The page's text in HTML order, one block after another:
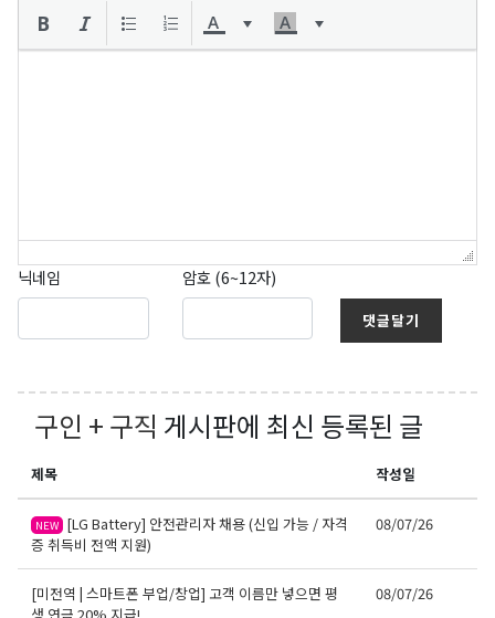
닉네임 암호 (6~12자)
댓글달기
구인 + 구직 게시판에 최신 등록된 글
제목 작성일
NEW [LG Battery] 안전관리자 채용 (신입 가능 / 자격
증 취득비 전액 지원)
08/07/26
[미전역 | 스마트폰 부업/창업] 고객 이름만 넣으면 평
08/07/26